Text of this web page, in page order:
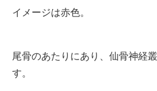
イメージは赤色。
尾骨のあたりにあり、仙骨神経
す。